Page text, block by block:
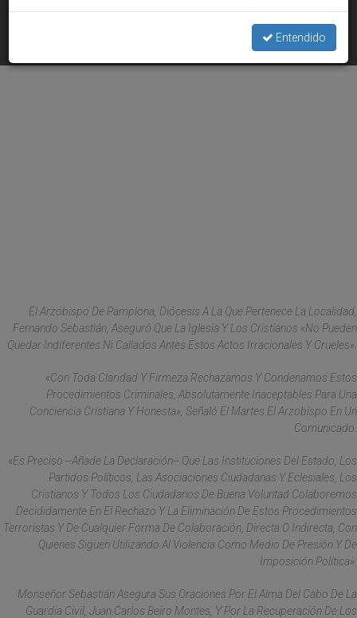
SEP 25, 2002 00:00
El Arzobispo De Pamplona, Diócesis A La Que Pertenece La Localidad,
Fernando Sebastián, Aseguró Que La Iglesia Y Los Cristianos «no Pueden
Quedar Indiferentes Ni Callados Antes Estos Actos Irracionales Y Crueles».
«Con Toda Claridad Y Firmeza Rechazamos Y Condenamos Estos
Procedimientos Criminales, Absolutamente Inaceptables Para Una
Conciencia Cristiana Y Honesta», Señaló El Martes El Arzobispo En Un
Comunicado.
«Es Preciso --Añade La Declaración-- Que Las Instituciones Del Estado, Los
Partidos Políticos, Las Asociaciones Ciudadanas Y Eclesiales, Los
Cristianos Y Todos Los Ciudadanos De Buena Voluntad Colaboremos
Decididamente En El Rechazo Y La Eliminación De Estos Procedimientos
Terroristas Y De Cualquier Forma De Colaboración, Directa O Indirecta, Con
Quienes Siguen Utilizando Al Violencia Como Medio De Presión Y De
Imposición Política».
Monseñor Sebastián Asegura Sus Oraciones Por El Alma Del Cabo De La
Guardia Civil, Juan Carlos Beiro Montes, Y Por La Recuperación De Los
Entendido